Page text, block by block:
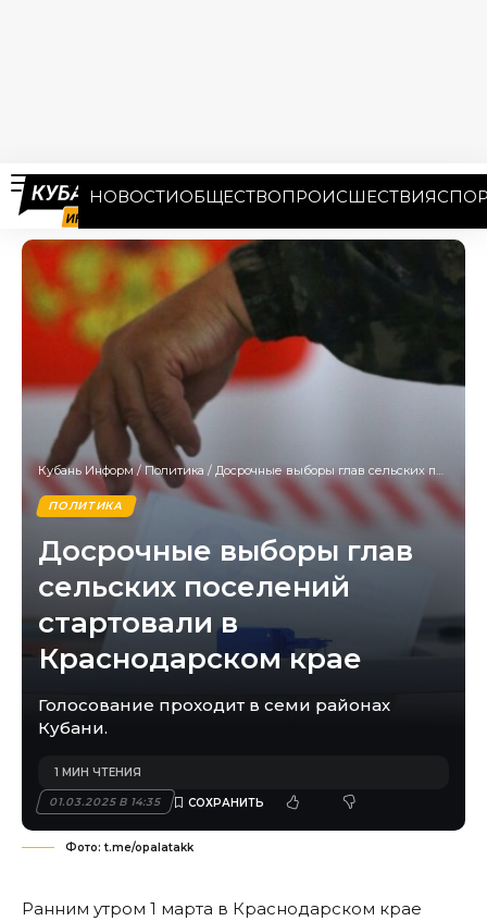
НОВОСТИОБЩЕСТВОПРОИСШЕСТВИЯ
Кубань Информ/Политика / Досрочные выборы глав сельских поселений стартовали в Краснодарском крае
ПОЛИТИКА
Досрочные выборы глав
сельских поселений
стартовали в
Краснодарском крае
Голосование проходит в семи районах
Кубани.
01.03.2025 В 14:35
1 МИН ЧТЕНИЯ
Фото: t.me/opalatakk
Ранним утром 1 марта в Краснодарском крае